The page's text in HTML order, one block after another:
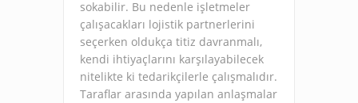
sokabilir. Bu nedenle işletmeler
çalışacakları lojistik partnerlerini
seçerken oldukça titiz davranmalı,
kendi ihtiyaçlarını karşılayabilecek
nitelikte ki tedarikçilerle çalışmalıdır.
Taraflar arasında yapılan anlaşmalar